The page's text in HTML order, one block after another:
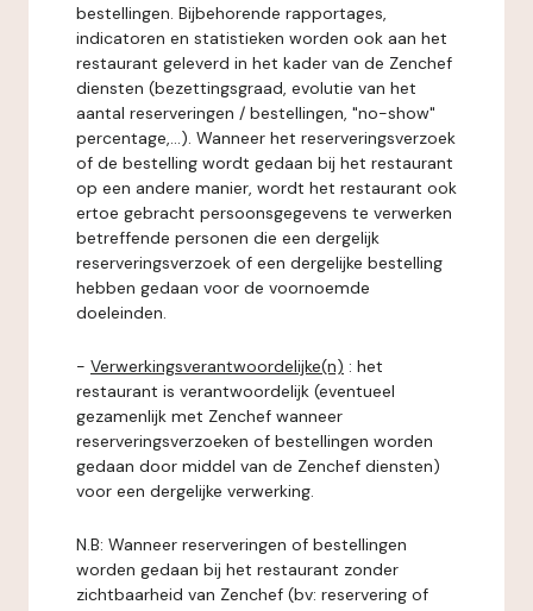
bestellingen. Bijbehorende rapportages,
indicatoren en statistieken worden ook aan het
restaurant geleverd in het kader van de Zenchef
diensten (bezettingsgraad, evolutie van het
aantal reserveringen / bestellingen, "no-show"
percentage,...). Wanneer het reserveringsverzoek
of de bestelling wordt gedaan bij het restaurant
op een andere manier, wordt het restaurant ook
ertoe gebracht persoonsgegevens te verwerken
betreffende personen die een dergelijk
reserveringsverzoek of een dergelijke bestelling
hebben gedaan voor de voornoemde
doeleinden.
- Verwerkingsverantwoordelijke(n) : het
restaurant is verantwoordelijk (eventueel
gezamenlijk met Zenchef wanneer
reserveringsverzoeken of bestellingen worden
gedaan door middel van de Zenchef diensten)
voor een dergelijke verwerking.
N.B: Wanneer reserveringen of bestellingen
worden gedaan bij het restaurant zonder
zichtbaarheid van Zenchef (bv: reservering of